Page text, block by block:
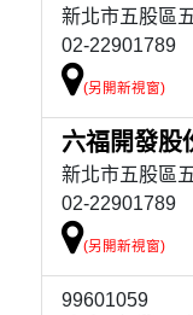
新北市五股區
02-22901789
六福開發股
新北市五股區
02-22901789
99601059